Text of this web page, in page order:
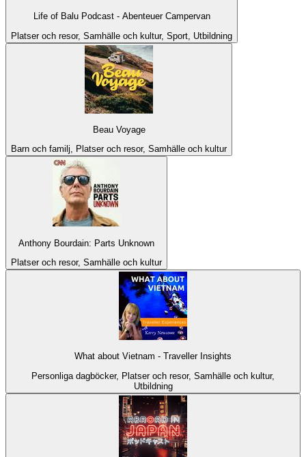
Life of Balu Podcast - Abenteuer Campervan
Platser och resor, Samhälle och kultur, Sport, Utbildning
Beau Voyage
Barn och familj, Platser och resor, Samhälle och kultur
Anthony Bourdain: Parts Unknown
Platser och resor, Samhälle och kultur
What about Vietnam - Traveller Insights
Personliga dagböcker, Platser och resor, Samhälle och kultur,
Utbildning